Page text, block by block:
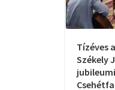
Tízéves
Székely